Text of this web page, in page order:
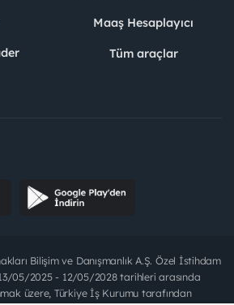
Maaş Hesaplayıcı
Tüm araçlar
Bilişim ve Danışmanlık A.Ş. Özel İstihdam
05/2025 - 12/05/2028 tarihleri arasında
üzere, Türkiye İş Kurumu tarafından